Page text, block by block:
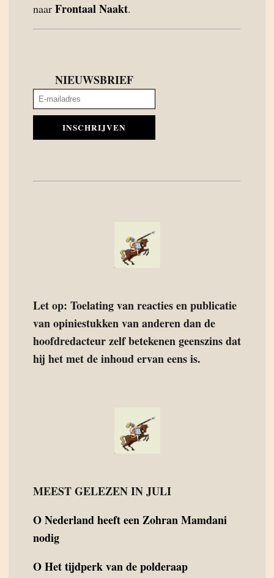
naar Frontaal Naakt.
NIEUWSBRIEF
INSCHRIJVEN
Let op: Toelating van reacties en publicatie
van opiniestukken van anderen dan de
hoofdredacteur zelf betekenen geenszins dat
hij het met de inhoud ervan eens is.
MEEST GELEZEN IN JULI
ONederland heeft een Zohran Mamdani
nodig
OHet tijdperk van de polderaap